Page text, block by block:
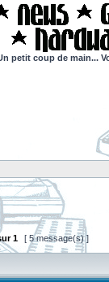
petit coup de main...
1 [ 5 message(s) ]